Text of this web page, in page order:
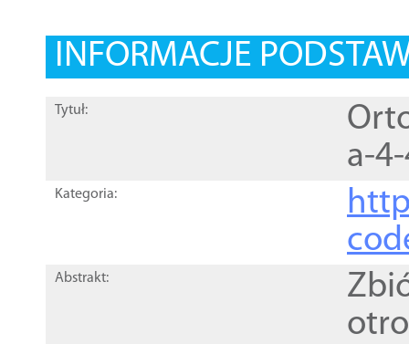
INFORMACJE
Tytuł:
a-
Kategoria:
Abstrakt: